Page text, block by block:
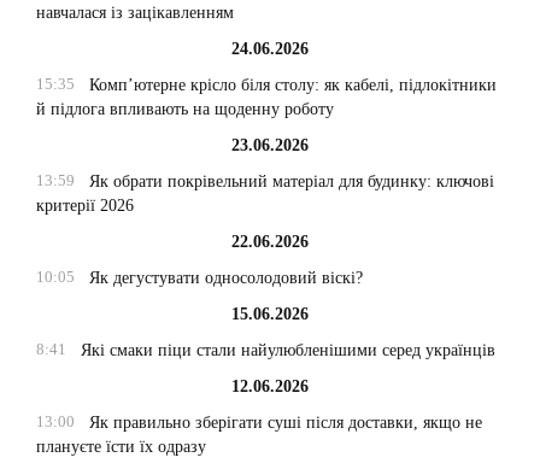
навчалася із зацікавленням
24.06.2026
15:35
Комп’ютерне крісло біля столу: як кабелі, підлокітники
й підлога впливають на щоденну роботу
23.06.2026
13:59
Як обрати покрівельний матеріал для будинку: ключові
критерії 2026
22.06.2026
10:05
Як дегустувати односолодовий віскі?
15.06.2026
8:41
Які смаки піци стали найулюбленішими серед українців
12.06.2026
13:00
Як правильно зберігати суші після доставки, якщо не
плануєте їсти їх одразу